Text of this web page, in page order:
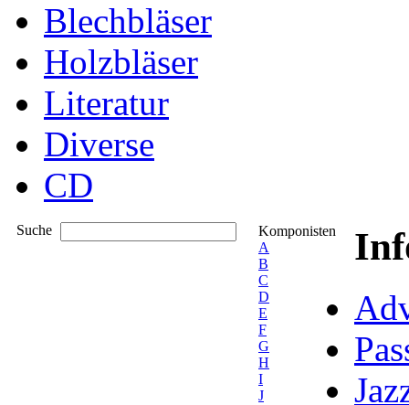
Blechbläser
Holzbläser
Literatur
Diverse
CD
Suche
Komponisten
A
B
C
D
E
F
G
H
I
J